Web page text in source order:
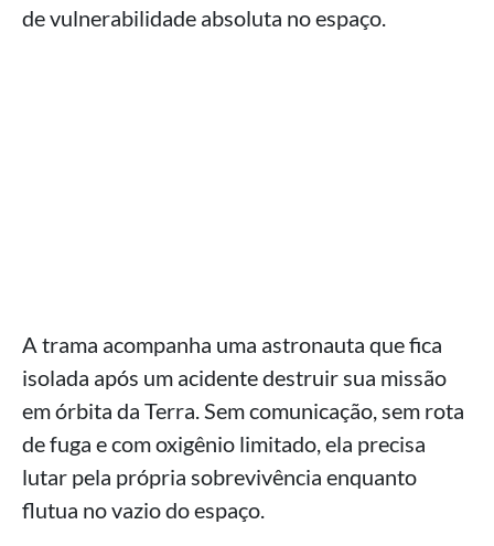
de vulnerabilidade absoluta no espaço.
A trama acompanha uma astronauta que fica
isolada após um acidente destruir sua missão
em órbita da Terra. Sem comunicação, sem rota
de fuga e com oxigênio limitado, ela precisa
lutar pela própria sobrevivência enquanto
flutua no vazio do espaço.